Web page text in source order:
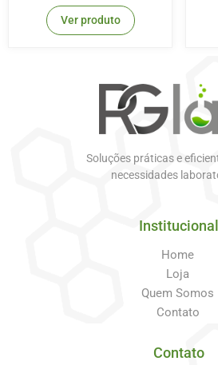
Ver produto
Soluções práticas e
necessidades
Institucional
Home
Loja
Quem Somos
Contato
Contato